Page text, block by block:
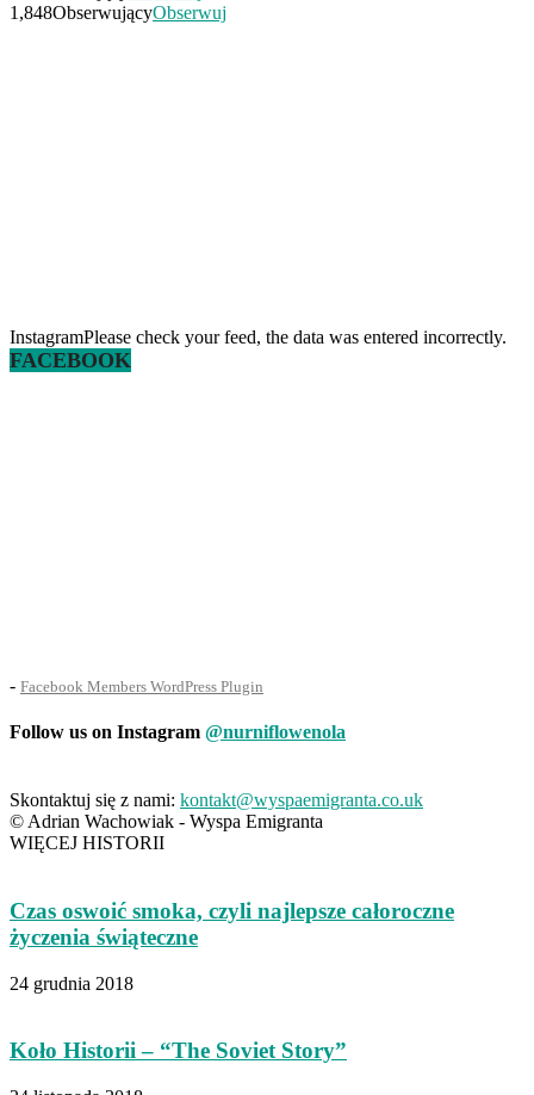
1,848ObserwującyObserwuj
InstagramPlease check your feed, the data was entered incorrectly.
FACEBOOK
- Facebook Members WordPress Plugin
Follow us on Instagram @nurniflowenola
Skontaktuj się z nami: kontakt@wyspaemigranta.co.uk
© Adrian Wachowiak - Wyspa Emigranta
WIĘCEJ HISTORII
Czas oswoić smoka, czyli najlepsze całoroczne
życzenia świąteczne
24 grudnia 2018
Koło Historii – “The Soviet Story”